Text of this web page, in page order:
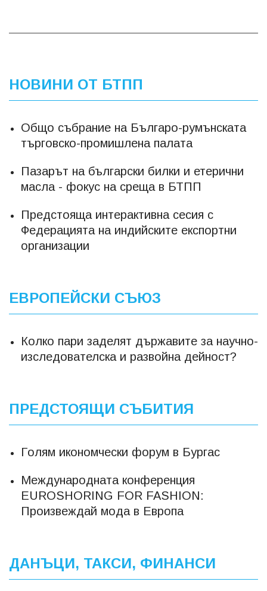
НОВИНИ ОТ БТПП
Общо събрание на Българо-румънската
търговско-промишлена палата
Пазарът на български билки и етерични
масла - фокус на среща в БТПП
Предстояща интерактивна сесия с
Федерацията на индийските експортни
организации
ЕВРОПЕЙСКИ СЪЮЗ
Колко пари заделят държавите за научно-
изследователска и развойна дейност?
ПРЕДСТОЯЩИ СЪБИТИЯ
Голям икономчески форум в Бургас
Международната конференция
EUROSHORING FOR FASHION:
Произвеждай мода в Европа
ДАНЪЦИ, ТАКСИ, ФИНАНСИ